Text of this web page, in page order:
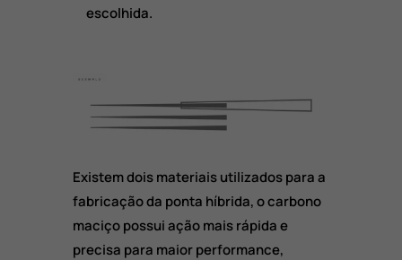
escolhida.
Existem dois materiais utilizados para a
fabricação da ponta híbrida, o carbono
maciço possui ação mais rápida e
precisa para maior performance,